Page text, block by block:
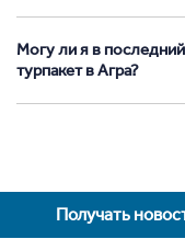
Могу ли я в
турпакет в Агра?
Получать